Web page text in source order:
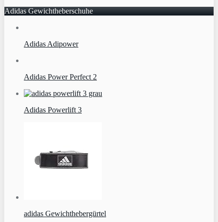
Adidas Gewichtheberschuhe
Adidas Adipower
Adidas Power Perfect 2
Adidas Powerlift 3
adidas Gewichthebergürtel